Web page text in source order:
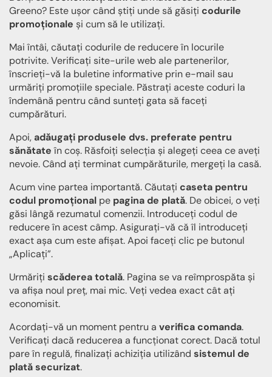
Greeno? Este ușor când știți unde să găsiți codurile
promoționale și cum să le utilizați.
Mai întâi, căutați codurile de reducere în locurile
potrivite. Verificați site-urile web ale partenerilor,
înscrieți-vă la buletine informative prin e-mail sau
urmăriți promoțiile speciale. Păstrați aceste coduri la
îndemână pentru când sunteți gata să faceți
cumpărături.
Apoi,adăugați produsele dvs. preferate pentru
sănătateîn coș. Răsfoiți selecția și alegeți ceea ce aveți
nevoie. Când ați terminat cumpărăturile, mergeți la casă.
Acum vine partea importantă. Căutați caseta pentru
codul promoțional pe pagina de plată. De obicei, o veți
găsi lângă rezumatul comenzii. Introduceți codul de
reducere în acest câmp. Asigurați-vă că îl introduceți
exact așa cum este afișat. Apoi faceți clic pe butonul
„Aplicați”.
Urmăriți scăderea totală. Pagina se va reîmprospăta și
va afișa noul preț, mai mic. Veți vedea exact cât ați
economisit.
Acordați-vă un moment pentru a verifica comanda.
Verificați dacă reducerea a funcționat corect. Dacă totul
pare în regulă, finalizați achiziția utilizând sistemul de
plată securizat.